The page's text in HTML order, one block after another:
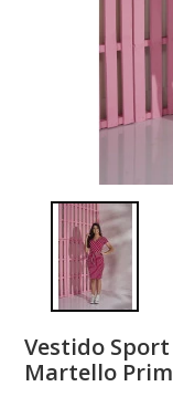
Vestido
Martello